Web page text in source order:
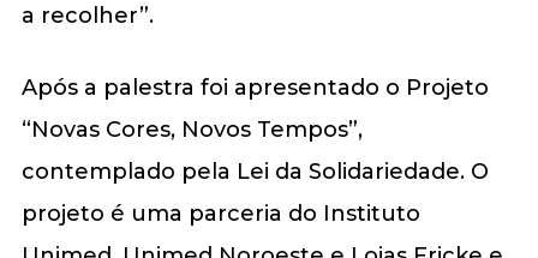
a recolher”.
Após a palestra foi apresentado o Projeto
“Novas Cores, Novos Tempos”,
contemplado pela Lei da Solidariedade. O
projeto é uma parceria do Instituto